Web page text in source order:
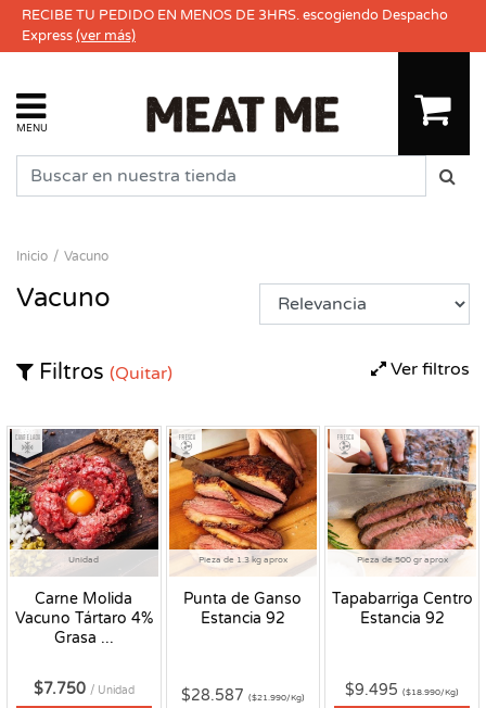
RECIBE TU PEDIDO EN MENOS DE 3HRS. escogiendo Despacho
Express(ver más)
MENU
Inicio Vacuno
Vacuno
Ver filtros
Filtros (Quitar)
Unidad
Carne Molida
Vacuno Tártaro 4%
Grasa ...
Congelado
$7.750 / Unidad
Pieza de 1.3 kg aprox
Punta de Ganso
Estancia 92
Fresco
$28.587 ($21.990/Kg)
Pieza de 500 gr aprox
Tapabarriga Centro
Estancia 92
Fresco
$9.495($18.990/Kg)